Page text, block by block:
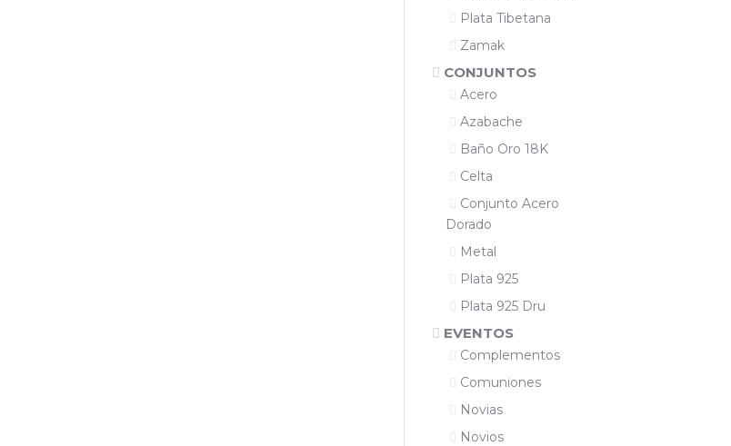
Plata Tibetana
Zamak
CONJUNTOS
Acero
Azabache
Baño Oro 18K
Celta
Conjunto Acero
Dorado
Metal
Plata 925
Plata 925 Dru
EVENTOS
Complementos
Comuniones
Novias
Novios